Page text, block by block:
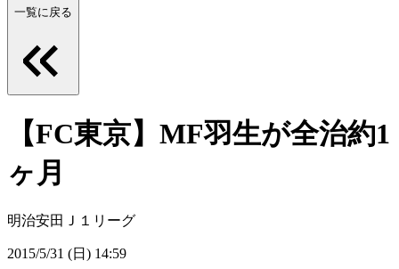
一覧に戻る
【FC東京】MF羽生が全治約1
ヶ月
明治安田Ｊ１リーグ
2015/5/31 (日) 14:59